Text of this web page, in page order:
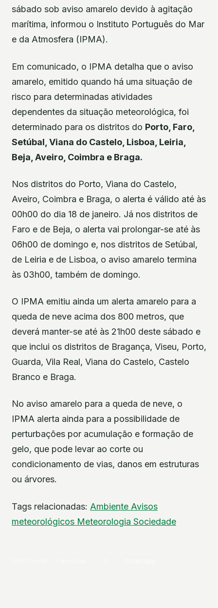
sábado sob aviso amarelo devido à agitação
marítima, informou o Instituto Português do Mar
e da Atmosfera (IPMA).
Em comunicado, o IPMA detalha que o aviso
amarelo, emitido quando há uma situação de
risco para determinadas atividades
dependentes da situação meteorológica, foi
determinado para os distritos do Porto, Faro,
Setúbal, Viana do Castelo, Lisboa, Leiria,
Beja, Aveiro, Coimbra e Braga.
Nos distritos do Porto, Viana do Castelo,
Aveiro, Coimbra e Braga, o alerta é válido até às
00h00 do dia 18 de janeiro. Já nos distritos de
Faro e de Beja, o alerta vai prolongar-se até às
06h00 de domingo e, nos distritos de Setúbal,
de Leiria e de Lisboa, o aviso amarelo termina
às 03h00, também de domingo.
O IPMA emitiu ainda um alerta amarelo para a
queda de neve acima dos 800 metros, que
deverá manter-se até às 21h00 deste sábado e
que inclui os distritos de Bragança, Viseu, Porto,
Guarda, Vila Real, Viana do Castelo, Castelo
Branco e Braga.
No aviso amarelo para a queda de neve, o
IPMA alerta ainda para a possibilidade de
perturbações por acumulação e formação de
gelo, que pode levar ao corte ou
condicionamento de vias, danos em estruturas
ou árvores.
Tags relacionadas: Ambiente Avisos
meteorológicos Meteorologia Sociedade